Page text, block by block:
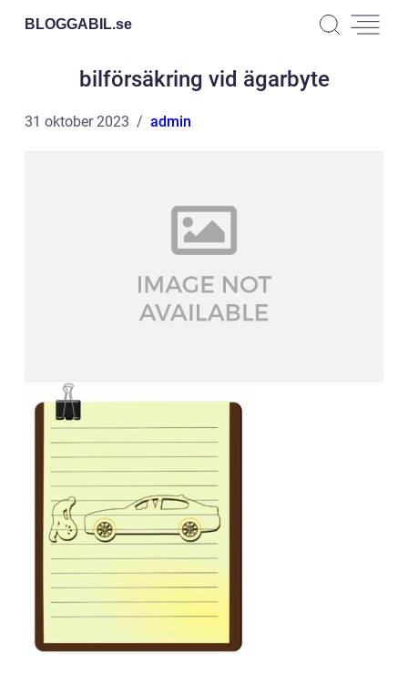
BLOGGABIL.se
bilförsäkring vid ägarbyte
31 oktober 2023 admin